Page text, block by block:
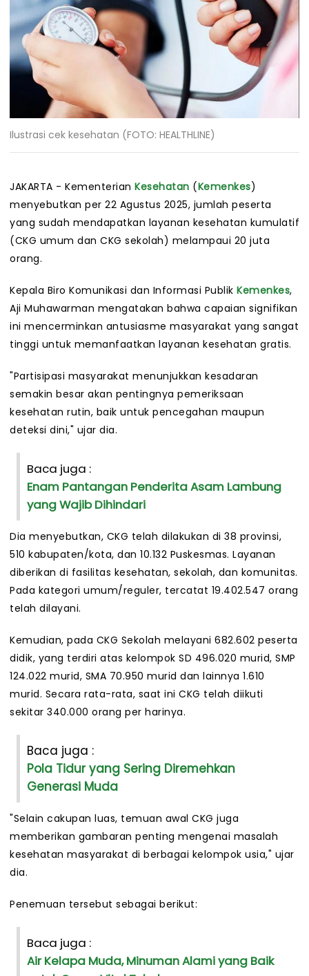
Ilustrasi cek kesehatan (FOTO: HEALTHLINE)
JAKARTA - Kementerian Kesehatan (Kemenkes)
menyebutkan per 22 Agustus 2025, jumlah peserta
yang sudah mendapatkan layanan kesehatan kumulatif
(CKG umum dan CKG sekolah) melampaui 20 juta
orang.
Kepala Biro Komunikasi dan Informasi Publik Kemenkes,
Aji Muhawarman mengatakan bahwa capaian signifikan
ini mencerminkan antusiasme masyarakat yang sangat
tinggi untuk memanfaatkan layanan kesehatan gratis.
"Partisipasi masyarakat menunjukkan kesadaran
semakin besar akan pentingnya pemeriksaan
kesehatan rutin, baik untuk pencegahan maupun
deteksi dini," ujar dia.
Baca juga :
Enam Pantangan Penderita Asam Lambung
yang Wajib Dihindari
Dia menyebutkan, CKG telah dilakukan di 38 provinsi,
510 kabupaten/kota, dan 10.132 Puskesmas. Layanan
diberikan di fasilitas kesehatan, sekolah, dan komunitas.
Pada kategori umum/reguler, tercatat 19.402.547 orang
telah dilayani.
Kemudian, pada CKG Sekolah melayani 682.602 peserta
didik, yang terdiri atas kelompok SD 496.020 murid, SMP
124.022 murid, SMA 70.950 murid dan lainnya 1.610
murid. Secara rata-rata, saat ini CKG telah diikuti
sekitar 340.000 orang per harinya.
Baca juga :
Pola Tidur yang Sering Diremehkan
Generasi Muda
"Selain cakupan luas, temuan awal CKG juga
memberikan gambaran penting mengenai masalah
kesehatan masyarakat di berbagai kelompok usia," ujar
dia.
Penemuan tersebut sebagai berikut:
Baca juga :
Air Kelapa Muda, Minuman Alami yang Baik